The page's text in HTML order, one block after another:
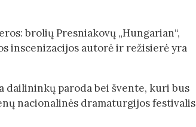
brolių Presniakovų „Hungarian“,
inscenizacijos autorė ir režisierė yra
dailininkų paroda bei švente, kuri bus
nacionalinės dramaturgijos festivalis